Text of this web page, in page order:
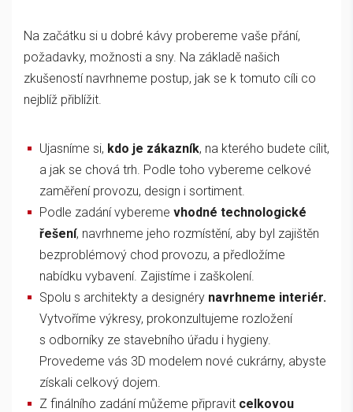
Na začátku si u dobré kávy probereme vaše přání,
požadavky, možnosti a sny. Na základě našich
zkušeností navrhneme postup, jak se k tomuto cíli co
nejblíž přiblížit.
Ujasníme si, kdo je zákazník, na kterého budete cílit,
a jak se chová trh. Podle toho vybereme celkové
zaměření provozu, design i sortiment.
Podle zadání vybereme vhodné technologické
řešení, navrhneme jeho rozmístění, aby byl zajištěn
bezproblémový chod provozu, a předložíme
nabídku vybavení. Zajistíme i zaškolení.
Spolu s architekty a designéry navrhneme interiér.
Vytvoříme výkresy, prokonzultujeme rozložení
s odborníky ze stavebního úřadu i hygieny.
Provedeme vás 3D modelem nové cukrárny, abyste
získali celkový dojem.
Z finálního zadání můžeme připravit celkovou